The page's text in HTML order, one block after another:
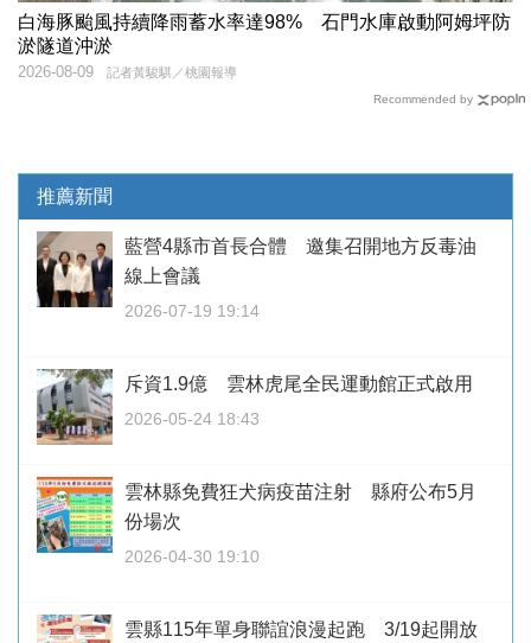
白海豚颱風持續降雨蓄水率達98% 石門水庫啟動阿姆坪防
淤隧道沖淤
記者黃駿騏／桃園報導
2026-08-09
Recommended by
推薦新聞
藍營4縣市首長合體 邀集召開地方反毒油
線上會議
2026-07-19 19:14
斥資1.9億 雲林虎尾全民運動館正式啟用
2026-05-24 18:43
雲林縣免費狂犬病疫苗注射 縣府公布5月
份場次
2026-04-30 19:10
雲縣115年單身聯誼浪漫起跑 3/19起開放